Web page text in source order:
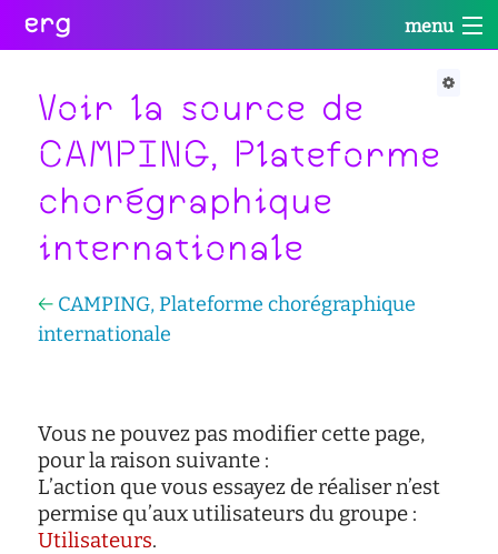
erg menu
Retour
Infos
pratiques
collectives
informations
équipes
contact
Retour
Soutien
conseil
des
étudiant·e·s
à
la
réussite
accessibilité
cellule
d'écoute
Retour
Web
portail
des
étudiant·e·s
numériques
Rechercher
Retour
connecter
Voir la source de
CAMPING, Plateforme
chorégraphique
internationale
← CAMPING, Plateforme chorégraphique
internationale
Vous ne pouvez pas modifier cette page,
pour la raison suivante :
L’action que vous essayez de réaliser n’est
permise qu’aux utilisateurs du groupe :
Utilisateurs.